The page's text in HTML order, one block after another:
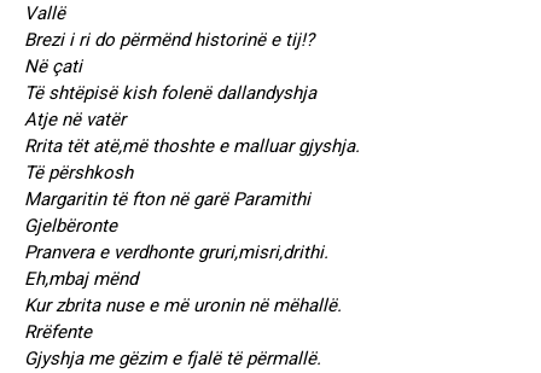
Vallë
Brezi i ri do përmënd historinë e tij!?
Në çati
Të shtëpisë kish folenë dallandyshja
Atje në vatër
Rrita tët atë,më thoshte e malluar gjyshja.
Të përshkosh
Margaritin të fton në garë Paramithi
Gjelbëronte
Pranvera e verdhonte gruri,misri,drithi.
Eh,mbaj mënd
Kur zbrita nuse e më uronin në mëhallë.
Rrëfente
Gjyshja me gëzim e fjalë të përmallë.